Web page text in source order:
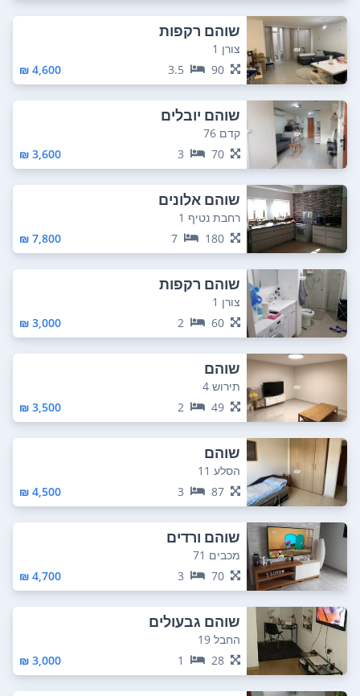
שוהם רקפות
צורן 1
90
3.5
4,600 ₪
שוהם יובלים
קדם 76
70
3
3,600 ₪
שוהם אלונים
רחבת נטיף 1
180
7
7,800 ₪
שוהם רקפות
צורן 1
60
2
3,000 ₪
שוהם
תירוש 4
49
2
3,500 ₪
שוהם
הסלע 11
87
3
4,500 ₪
שוהם ורדים
מכבים 71
70
3
4,700 ₪
שוהם גבעולים
החבל 19
28
1
3,000 ₪